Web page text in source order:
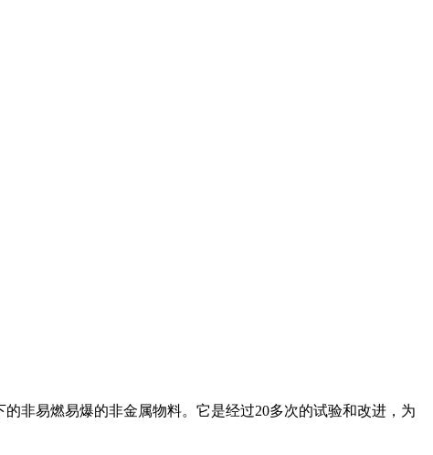
非易燃易爆的非金属物料。它是经过20多次的试验和改进，为